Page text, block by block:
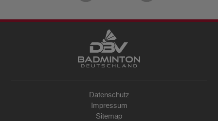
Datenschutz
Impressum
Sitemap